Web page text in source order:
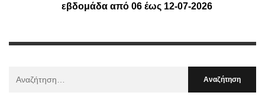
εβδομάδα από 06 έως 12-07-2026